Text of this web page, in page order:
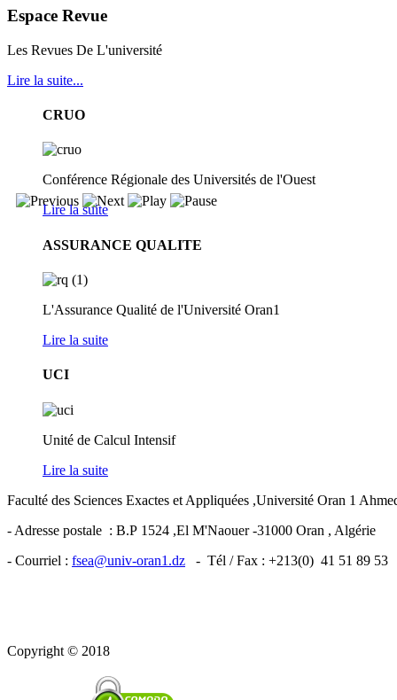
Espace Revue
Les Revues De L'université
Lire la suite...
CRUO
Conférence Régionale des Universités de l'Ouest
Lire la suite
ASSURANCE QUALITE
L'Assurance Qualité de l'Université Oran1
Lire la suite
UCI
Unité de Calcul Intensif
Lire la suite
Faculté des Sciences Exactes et Appliquées ,Université Oran 1
- Adresse postale : B.P 1524 ,El M'Naouer -31000 Oran , Algérie
- Courriel : fsea@univ-oran1.dz - Tél / Fax : +213(0) 41 51 89 53
Copyright © 2018